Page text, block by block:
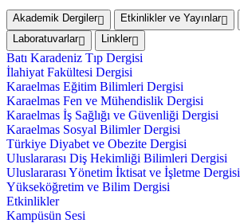
Akademik Dergiler Etkinlikler ve Yayınlar
Laboratuvarlar
Linkler
Batı Karadeniz Tıp Dergisi
İlahiyat Fakültesi Dergisi
Karaelmas Eğitim Bilimleri Dergisi
Karaelmas Fen ve Mühendislik Dergisi
Karaelmas İş Sağlığı ve Güvenliği Dergisi
Karaelmas Sosyal Bilimler Dergisi
Türkiye Diyabet ve Obezite Dergisi
Uluslararası Diş Hekimliği Bilimleri Dergisi
Uluslararası Yönetim İktisat ve İşletme Dergisi
Yükseköğretim ve Bilim Dergisi
Etkinlikler
Kampüsün Sesi